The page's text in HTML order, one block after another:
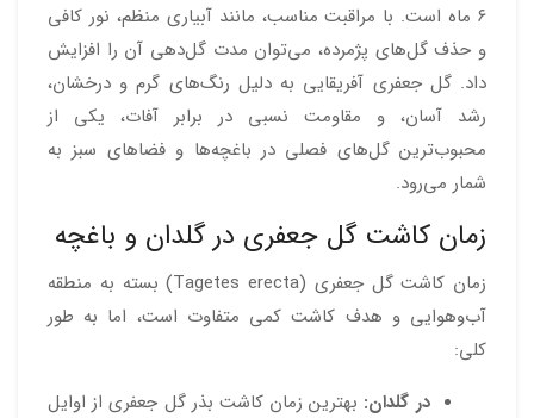
۶ ماه است. با مراقبت مناسب، مانند آبیاری منظم، نور کافی
و حذف گل‌های پژمرده، می‌توان مدت گل‌دهی آن را افزایش
داد. گل جعفری آفریقایی به دلیل رنگ‌های گرم و درخشان،
رشد آسان، و مقاومت نسبی در برابر آفات، یکی از
محبوب‌ترین گل‌های فصلی در باغچه‌ها و فضاهای سبز به
شمار می‌رود.
زمان کاشت گل جعفری در گلدان و باغچه
زمان کاشت گل جعفری (Tagetes erecta) بسته به منطقه
آب‌وهوایی و هدف کاشت کمی متفاوت است، اما به طور
کلی:
در گلدان: بهترین زمان کاشت بذر گل جعفری از اوایل